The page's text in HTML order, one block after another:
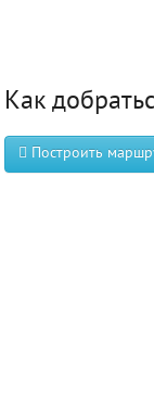
Как
Построить